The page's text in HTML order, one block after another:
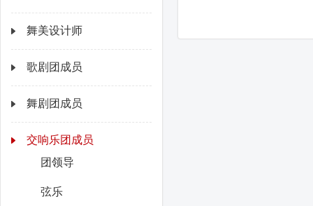
舞美设计师
歌剧团成员
舞剧团成员
交响乐团成员
团领导
弦乐